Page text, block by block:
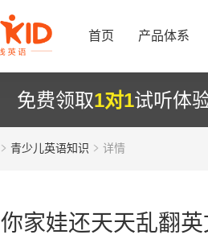
首页 产品体系
免费领取1对1试听体
青少儿英语知识 详情
你家娃还天天乱翻